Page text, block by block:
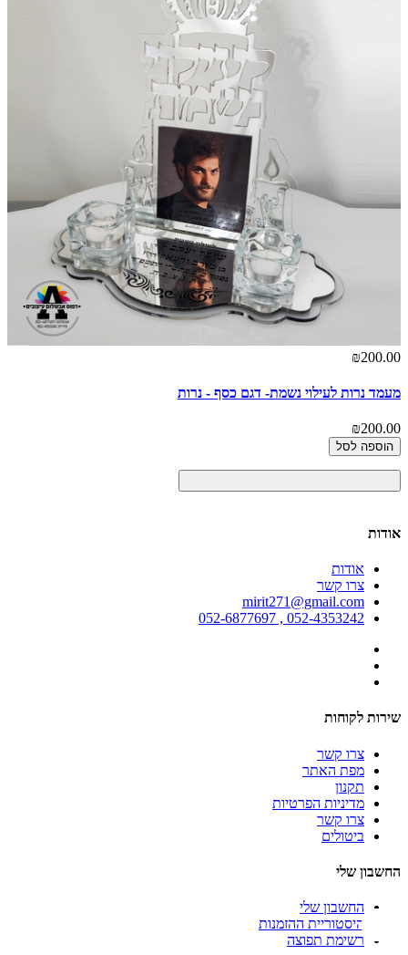
₪200.00
מעמד נרות לעילוי נשמת- דגם כסף - נרות
₪200.00
הוספה לסל
אודות
אודות
צרו קשר
mirit271@gmail.com
052-4353242 , 052-6877697
שירות לקוחות
צרו קשר
מפת האתר
תקנון
מדיניות הפרטיות
צרו קשר
ביטולים
החשבון שלי
החשבון שלי
היסטוריית ההזמנות
רשימת תפוצה